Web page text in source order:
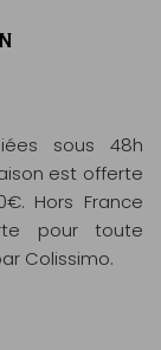
sous 48h
est offerte
Hors France
pour toute
Colissimo.